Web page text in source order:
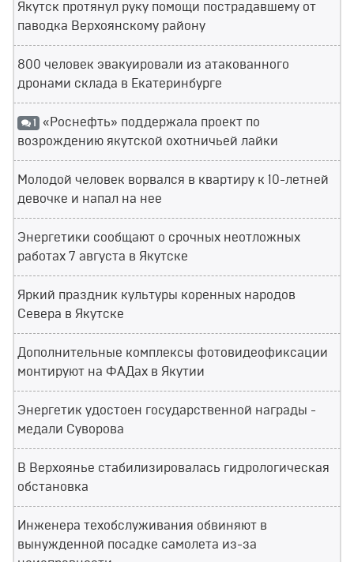
Якутск протянул руку помощи пострадавшему от
паводка Верхоянскому району
800 человек эвакуировали из атакованного
дронами склада в Екатеринбурге
1 «Роснефть» поддержала проект по
возрождению якутской охотничьей лайки
Молодой человек ворвался в квартиру к 10-летней
девочке и напал на нее
Энергетики сообщают о срочных неотложных
работах 7 августа в Якутске
Яркий праздник культуры коренных народов
Севера в Якутске
Дополнительные комплексы фотовидеофиксации
монтируют на ФАДах в Якутии
Энергетик удостоен государственной награды -
медали Суворова
В Верхоянье стабилизировалась гидрологическая
обстановка
Инженера техобслуживания обвиняют в
вынужденной посадке самолета из-за